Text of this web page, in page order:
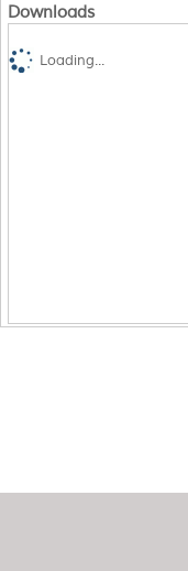
Downloads
Loading...